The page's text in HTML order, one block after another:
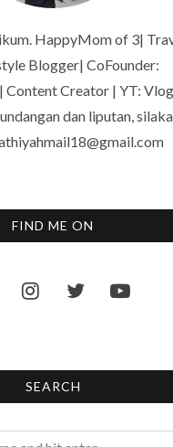
HappyMom of 3|
Blogger| CoFounder:
Content Creator | YT: Vlog
dan liputan,
FIND ME ON
SEARCH